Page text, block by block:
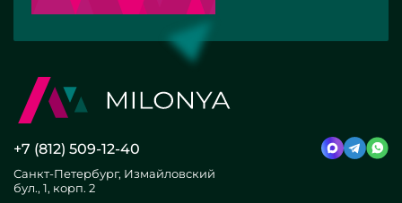
+7 (812) 509-12-40
Санкт-Петербург, Измайловский
бул., 1, корп. 2